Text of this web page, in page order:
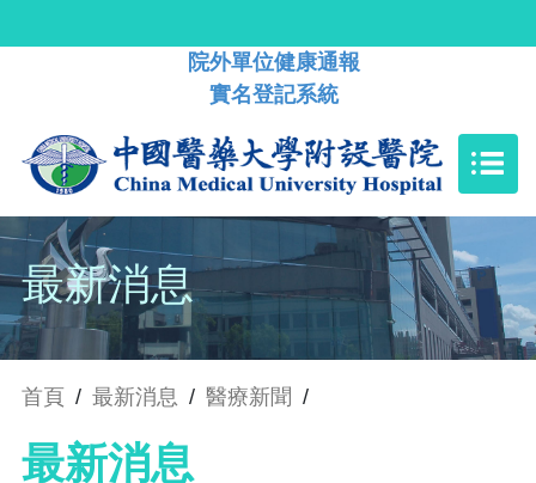
院外單位健康通報
實名登記系統
最新消息
首頁 / 最新消息 / 醫療新聞 /
最新消息